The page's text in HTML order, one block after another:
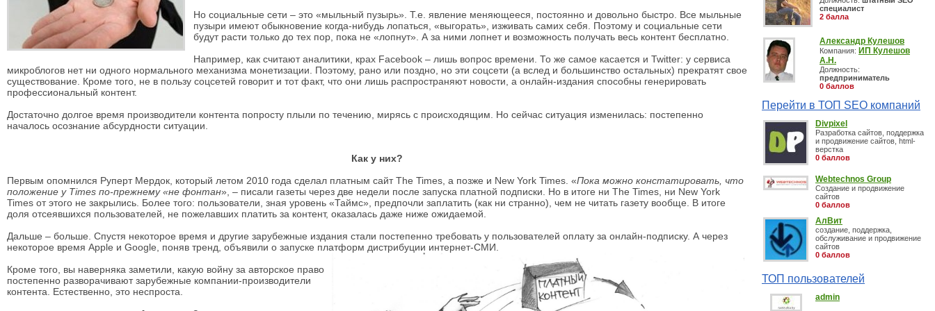
Но социальные сети – это «мыльный пузырь». Т.е. явление меняющееся, постоянно и довольно быстро. Все мыльные
пузыри имеют обыкновение когда-нибудь лопаться, «выгорать», изживать самих себя. Поэтому и социальные сети
будут расти только до тех пор, пока не «лопнут». А за ними лопнет и возможность получать весь контент бесплатно.
Например, как считают аналитики, крах Facebook – лишь вопрос времени. То же самое касается и Twitter: у сервиса
микроблогов нет ни одного нормального механизма монетизации. Поэтому, рано или поздно, но эти соцсети (а вслед и большинство остальных) прекратят свое
существование. Кроме того, не в пользу соцсетей говорит и тот факт, что они лишь распространяют новости, а онлайн-издания способны генерировать
профессиональный контент.
Достаточно долгое время производители контента попросту плыли по течению, мирясь с происходящим. Но сейчас ситуация изменилась: постепенно
началось осознание абсурдности ситуации.
Как у них?
Первым опомнился Руперт Мердок, который летом 2010 года сделал платным сайт The Times, а позже и New York Times. «Пока можно констатировать, что
положение у Times по-прежнему «не фонтан», – писали газеты через две недели после запуска платной подписки. Но в итоге ни The Times, ни New York
Times от этого не закрылись. Более того: пользователи, зная уровень «Таймс», предпочли заплатить (как ни странно), чем не читать газету вообще. В итоге
доля отсеявшихся пользователей, не пожелавших платить за контент, оказалась даже ниже ожидаемой.
Дальше – больше. Спустя некоторое время и другие зарубежные издания стали постепенно требовать у пользователей оплату за онлайн-подписку. А через
некоторое время Apple и Google, поняв тренд, объявили о запуске платформ дистрибуции интернет-СМИ.
Кроме того, вы наверняка заметили, какую войну за авторское право
постепенно разворачивают зарубежные компании-производители
контента. Естественно, это неспроста.
специалист
2 балла
Александр Кулешов
Компания: ИП Кулешов
А.Н.
Должность:
предприниматель
0 баллов
Перейти в ТОП SEO компаний
Divpixel
Разработка сайтов, поддержка
и продвижение сайтов, html-
верстка
0 баллов
Webtechnos Group
Создание и продвижение
сайтов
0 баллов
АлВит
создание, поддержка,
обслуживание и продвижение
сайтов
0 баллов
ТОП пользователей
admin